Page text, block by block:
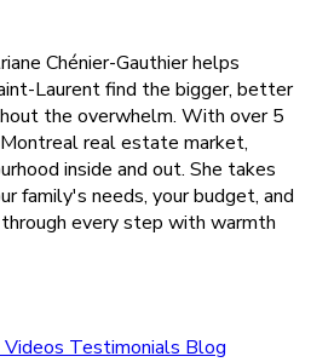
Chénier-Gauthier helps
Laurent find the bigger, better
the overwhelm. With over 5
real estate market,
inside and out. She takes
family's needs, your budget, and
every step with warmth
Videos Testimonials Blog